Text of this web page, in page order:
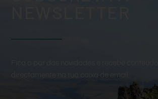
directamente na tua caixa de email.